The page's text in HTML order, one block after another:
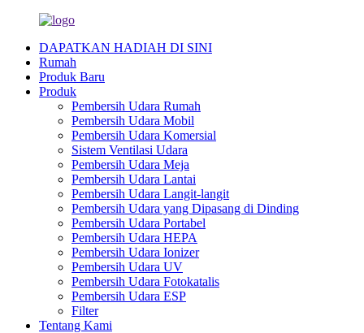
DAPATKAN HADIAH DI SINI
Rumah
Produk Baru
Produk
Pembersih Udara Rumah
Pembersih Udara Mobil
Pembersih Udara Komersial
Sistem Ventilasi Udara
Pembersih Udara Meja
Pembersih Udara Lantai
Pembersih Udara Langit-langit
Pembersih Udara yang Dipasang di Dinding
Pembersih Udara Portabel
Pembersih Udara HEPA
Pembersih Udara Ionizer
Pembersih Udara UV
Pembersih Udara Fotokatalis
Pembersih Udara ESP
Filter
Tentang Kami